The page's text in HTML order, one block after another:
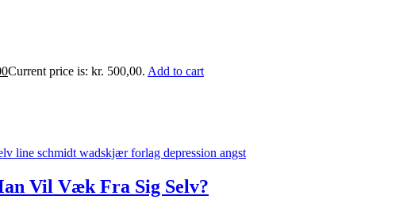
Current price is: kr. 500,00. Add to cart
Vil Væk Fra Sig Selv?